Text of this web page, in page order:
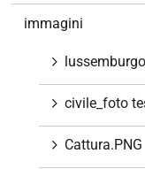
immagini
civile_foto
Cattura.PNG